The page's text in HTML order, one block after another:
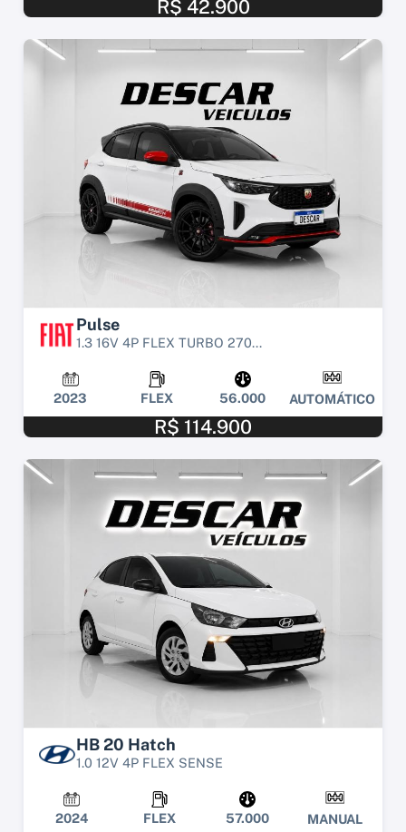
R$ 42.900
Pulse
1.3 16V 4P FLEX TURBO 270...
2023 FLEX 56.000 AUTOMÁTICO
R$ 114.900
HB 20 Hatch
1.0 12V 4P FLEX SENSE
2024 FLEX 57.000 MANUAL